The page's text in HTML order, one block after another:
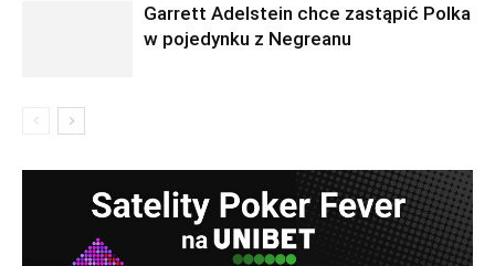
Garrett Adelstein chce zastąpić Polka
w pojedynku z Negreanu